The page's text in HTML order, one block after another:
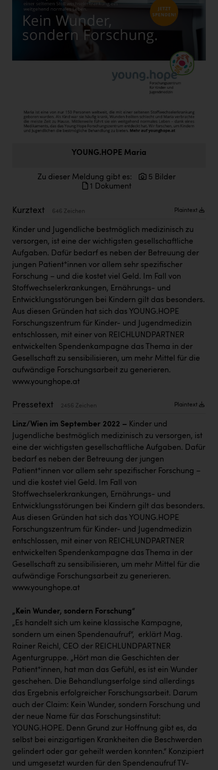
Doppler Gruppe
ERLUS AG
Firmenradl
IFE Austria GmbH
Immotech
Jane Goodall Institute Austria
Kärcher
Karin Liedl
KEBA
KIWI Kinderwunsch Institut Dr. Loimer
KLIPP Frisör
Kleider Bauer
Kremsmüller Anlagenbau GmbH
Maximarkt
Oldtimer Raststationen und Motorhotels
Österreichischer Kachelofenverband
Orlen
Passage Linz
PEZ
PÜSPÖK
RE/MAX Welcome
Resch&Frisch
RUBBLE MASTER
Ruderclub Wels
SCRI - Salzburg Cancer Research Institute
SCHMACHTL GmbH
Seher + Partner
Smurfit Westrock Nettingsdorf
TCL
TRAILOMAT & Cycling Austria
VERITAS
Vier Diamanten
Vorlagenportal
Wir besiegen Krebs
YOUNG.HOPE Maria
Zu dieser Meldung gibt es:
5 Bilder
1 Dokument
Kurztext 646 Zeichen Plaintext
Kinder und Jugendliche bestmöglich medizinisch zu
versorgen, ist eine der wichtigsten gesellschaftliche
Aufgaben. Dafür bedarf es neben der Betreuung der
jungen Patient*innen vor allem sehr spezifischer
Forschung – und die kostet viel Geld. Im Fall von
Stoffwechselerkrankungen, Ernährungs- und
Entwicklungsstörungen bei Kindern gilt das besonders.
Aus diesen Gründen hat sich das YOUNG.HOPE
Forschungszentrum für Kinder- und Jugendmedizin
entschlossen, mit einer von REICHLUNDPARTNER
entwickelten Spendenkampagne das Thema in der
Gesellschaft zu sensibilisieren, um mehr Mittel für die
aufwändige Forschungsarbeit zu generieren.
www.younghope.at
Pressetext 2456 Zeichen Plaintext
Linz/Wien im September 2022 – Kinder und
Jugendliche bestmöglich medizinisch zu versorgen, ist
eine der wichtigsten gesellschaftliche Aufgaben. Dafür
bedarf es neben der Betreuung der jungen
Patient*innen vor allem sehr spezifischer Forschung –
und die kostet viel Geld. Im Fall von
Stoffwechselerkrankungen, Ernährungs- und
Entwicklungsstörungen bei Kindern gilt das besonders.
Aus diesen Gründen hat sich das YOUNG.HOPE
Forschungszentrum für Kinder- und Jugendmedizin
entschlossen, mit einer von REICHLUNDPARTNER
entwickelten Spendenkampagne das Thema in der
Gesellschaft zu sensibilisieren, um mehr Mittel für die
aufwändige Forschungsarbeit zu generieren.
www.younghope.at
„Kein Wunder, sondern Forschung“
„Es handelt sich um keine klassische Kampagne,
sondern um einen Spendenaufruf“, erklärt Mag.
Rainer Reichl, CEO der REICHLUNDPARTNER
Agenturgruppe. „Hört man die Geschichten der
Patient*innen, hat man das Gefühl, es ist ein Wunder
geschehen. Die Behandlungserfolge sind allerdings
das Ergebnis erfolgreicher Forschungsarbeit. Darum
auch der Claim: Kein Wunder, sondern Forschung und
der neue Name für das Forschungsinstitut:
YOUNG.HOPE. Denn Grund zur Hoffnung gibt es, da
selbst bei einzigartigen Krankheiten die Beschwerden
gelindert oder gar geheilt werden konnten.“ Konzipiert
und umgesetzt wurden für den Spendenaufruf TV-